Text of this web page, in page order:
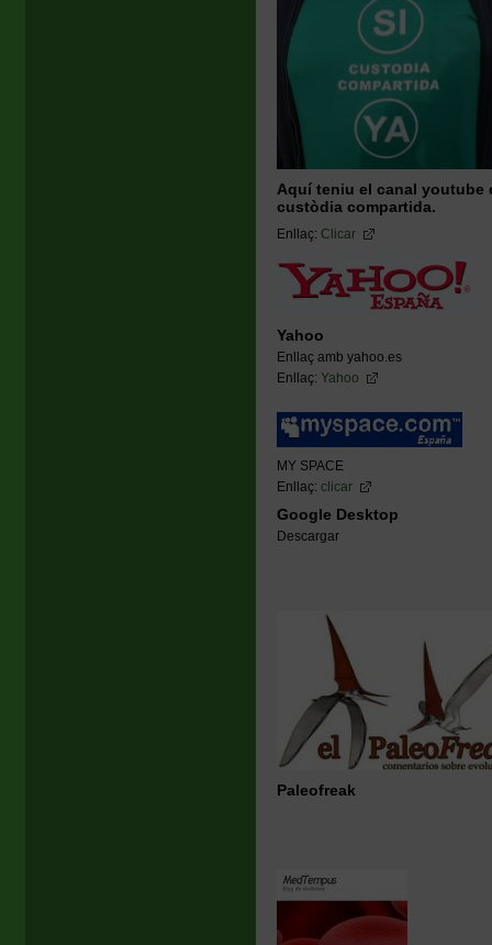
Aquí teniu el canal youtube
custòdia compartida.
Enllaç: Clicar
Yahoo
Enllaç amb yahoo.es
Enllaç: Yahoo
MY SPACE
Enllaç: clicar
Google Desktop
Descargar
Paleofreak